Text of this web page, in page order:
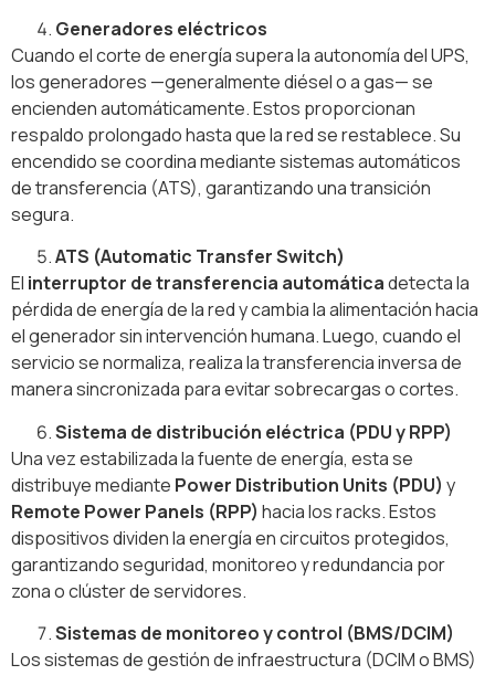
Generadores eléctricos
Cuando el corte de energía supera la autonomía del UPS,
los generadores —generalmente diésel o a gas— se
encienden automáticamente. Estos proporcionan
respaldo prolongado hasta que la red se restablece. Su
encendido se coordina mediante sistemas automáticos
de transferencia (ATS), garantizando una transición
segura.
ATS (Automatic Transfer Switch)
El interruptor de transferencia automáticadetecta la
pérdida de energía de la red y cambia la alimentación hacia
el generador sin intervención humana. Luego, cuando el
servicio se normaliza, realiza la transferencia inversa de
manera sincronizada para evitar sobrecargas o cortes.
Sistema de distribución eléctrica (PDU y RPP)
Una vez estabilizada la fuente de energía, esta se
distribuye mediante Power Distribution Units (PDU) y
Remote Power Panels (RPP) hacia los racks. Estos
dispositivos dividen la energía en circuitos protegidos,
garantizando seguridad, monitoreo y redundancia por
zona o clúster de servidores.
Sistemas de monitoreo y control (BMS/DCIM)
Los sistemas de gestión de infraestructura (DCIM o BMS)